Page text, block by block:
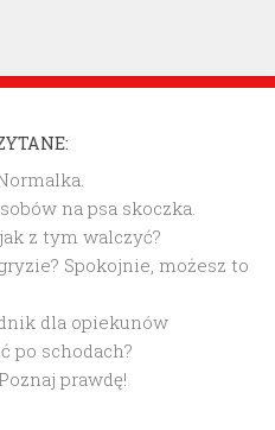
na psa skoczka.
z tym walczyć?
Spokojnie, możesz to
dla opiekunów
po schodach?
prawdę!